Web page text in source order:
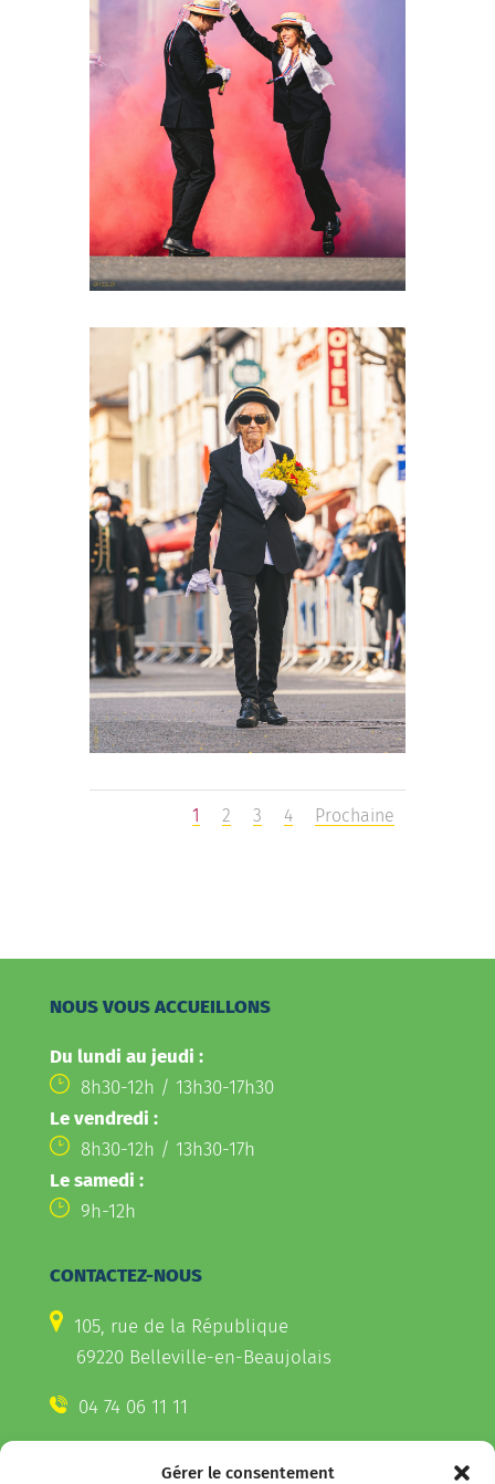
Gérer le consentement
1 2 3 4 Prochaine
NOUS VOUS ACCUEILLONS
Du lundi au jeudi :
8h30-12h / 13h30-17h30
Le vendredi :
8h30-12h / 13h30-17h
Le samedi :
9h-12h
CONTACTEZ-NOUS
105, rue de la République
69220 Belleville-en-Beaujolais
04 74 06 11 11
CONTACTEZ-NOUS